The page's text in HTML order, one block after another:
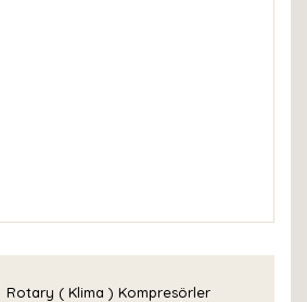
Rotary ( Klima ) Kompresörler